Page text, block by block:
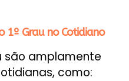
1º Grau no Cotidiano
são amplamente
como: